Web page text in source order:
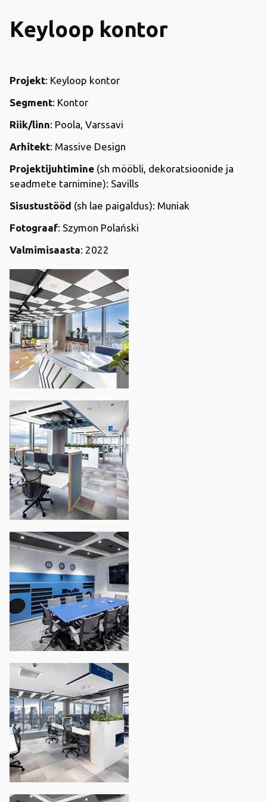
Keyloop kontor
Projekt: Keyloop kontor
Segment: Kontor
Riik/linn: Poola, Varssavi
Arhitekt: Massive Design
Projektijuhtimine (sh mööbli, dekoratsioonide ja
seadmete tarnimine): Savills
Sisustustööd (sh lae paigaldus): Muniak
Fotograaf: Szymon Polański
Valmimisaasta: 2022